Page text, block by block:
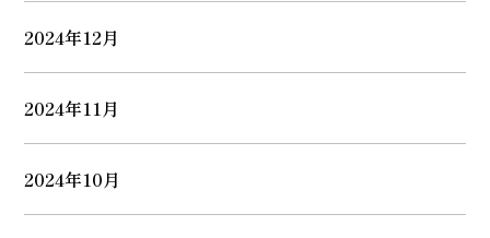
2024年12月
2024年11月
2024年10月